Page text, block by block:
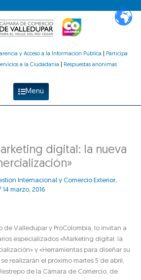
y Acceso a la Información Pública
Participa
a la Ciudadanía
Respuestas anónimas
Menú
digital: la nueva
Internacional y Comercio Exterior,
14 marzo, 2016
de Valledupar y ProColombia, lo invitan a
especializados «Marketing digital: la
y «Herramientas para diseñar su
realizarán el próximo martes 5 de abril,
de la Cámara de Comercio, de